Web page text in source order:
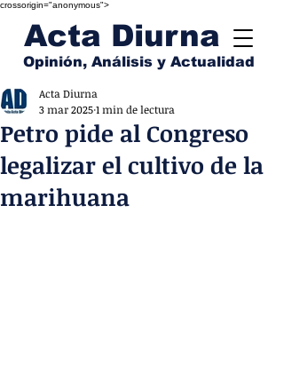
crossorigin="anonymous">
Acta Diurna
Opinión, Análisis y Actualidad
Petro pide al Congreso
legalizar el cultivo de la
marihuana
Acta Diurna
3 mar 20251 min de lectura